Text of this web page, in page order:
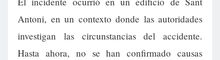
Antoni, en un contexto donde las autoridades
investigan las circunstancias del accidente.
Hasta ahora, no se han confirmado causas